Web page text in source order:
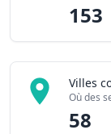
153
Villes
Où des
58